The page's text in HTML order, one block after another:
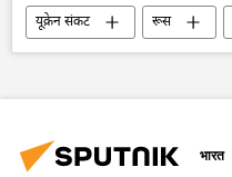
यूक्रेन संकट रूस
रक्षा मंत्रालय (MoD)
यूक्रेन
भारत